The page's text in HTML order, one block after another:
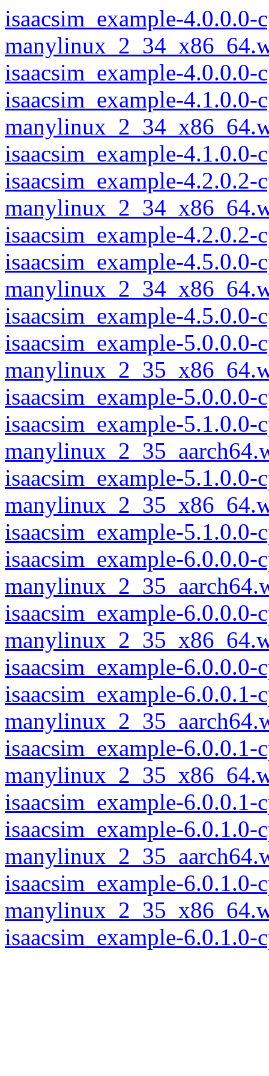
isaacsim_example-4.0.0.0-
isaacsim_example-
isaacsim_example-4.1.0.0-
isaacsim_example-
isaacsim_example-4.2.0.2-
isaacsim_example-
isaacsim_example-4.5.0.0-
isaacsim_example-
isaacsim_example-5.0.0.0-
isaacsim_example-
isaacsim_example-5.1.0.0-
isaacsim_example-5.1.0.0-
isaacsim_example-
isaacsim_example-6.0.0.0-
isaacsim_example-6.0.0.0-
isaacsim_example-
isaacsim_example-6.0.0.1-
isaacsim_example-6.0.0.1-
isaacsim_example-
isaacsim_example-6.0.1.0-
isaacsim_example-6.0.1.0-
isaacsim_example-